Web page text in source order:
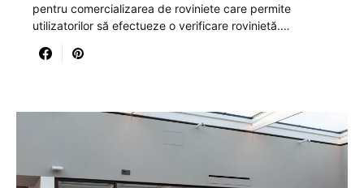
pentru comercializarea de roviniete care permite
utilizatorilor să efectueze o verificare rovinietă.…